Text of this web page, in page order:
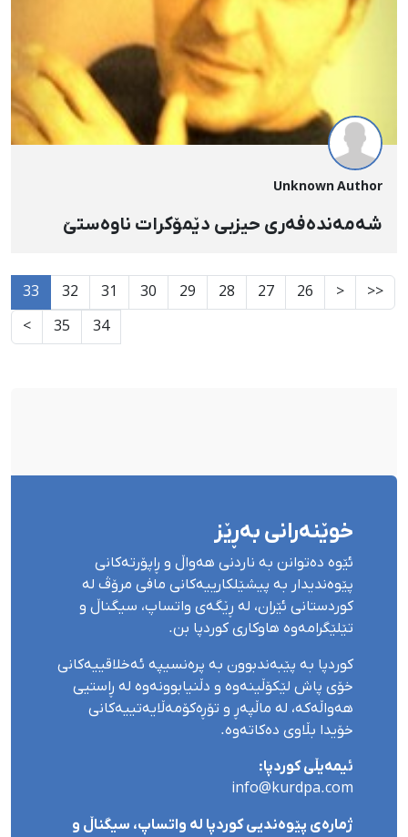
Unknown Author
شەمەندەفەری حیزبی دێمۆكرات ناوەستێ
<<
<
26
27
28
29
30
31
32
33
34
35
>
خوێنەرانی بەڕێز
ئێوە دەتوانن بە ناردنی هەواڵ و ڕاپۆرتەکانی
پێوەندیدار بە پیشێلکارییەکانی مافی مرۆڤ لە
کوردستانی ئێران، لە ڕێگەی واتساپ، سیگناڵ و
تێلێگرامەوە هاوکاری کوردپا بن.
کوردپا بە پێبەندبوون بە پرەنسیپە ئەخلاقییەکانی
خۆی پاش لێکۆڵینەوە و دڵنیابوونەوە لە ڕاستیی
هەواڵەکە، لە ماڵپەڕ و تۆڕەکۆمەڵایەتییەکانی
خۆیدا بڵاوی دەکاتەوە.
ئیمەیڵی کوردپا:
info@kurdpa.com
ژمارەی پێوەندیی کوردپا لە واتساپ، سیگناڵ و